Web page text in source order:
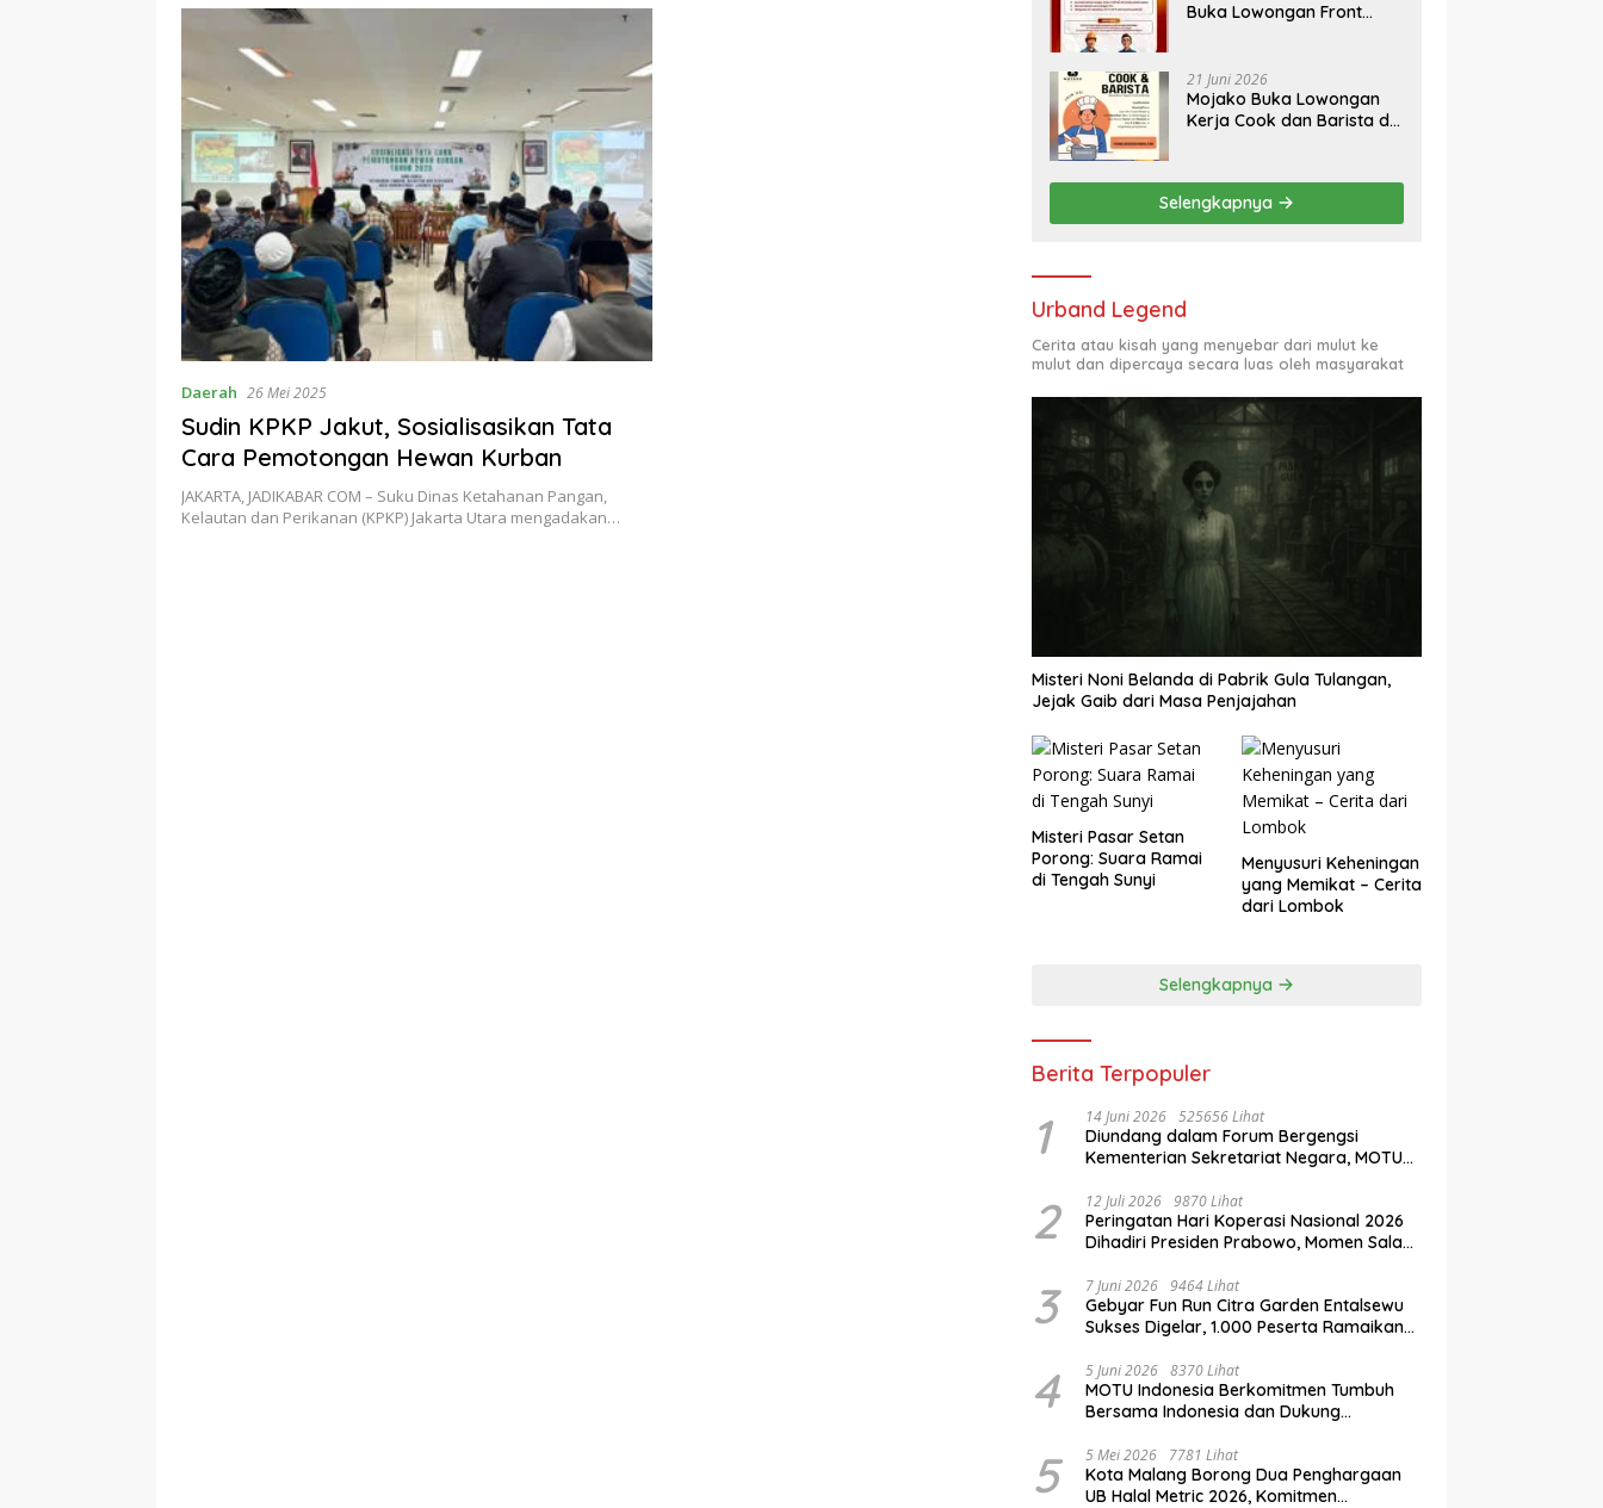
Mendatang
Daerah 26 Mei 2025
Sudin KPKP Jakut, Sosialisasikan Tata
Cara Pemotongan Hewan Kurban
JAKARTA, JADIKABAR COM – Suku Dinas Ketahanan Pangan,
Kelautan dan Perikanan (KPKP) Jakarta Utara mengadakan…
Buka Lowongan Front
Syaratnya
21 Juni 2026
Mojako Buka Lowongan
Kerja Cook dan Barista di
Selengkapnya
Urband Legend
Cerita atau kisah yang menyebar dari mulut ke
mulut dan dipercaya secara luas oleh masyarakat
Misteri Noni Belanda di Pabrik Gula Tulangan,
Jejak Gaib dari Masa Penjajahan
Misteri Pasar Setan
Porong: Suara Ramai
di Tengah Sunyi
Menyusuri Keheningan
yang Memikat – Cerita
dari Lombok
Selengkapnya
Berita Terpopuler
1 14 Juni 2026 525656 Lihat
Diundang dalam Forum Bergengsi
Kementerian Sekretariat Negara, MOTU
Indonesia
2 12 Juli 2026 9870 Lihat
Peringatan Hari Koperasi Nasional 2026
Dihadiri Presiden Prabowo, Momen Salam
3 7 Juni 2026 9464 Lihat
Gebyar Fun Run Citra Garden Entalsewu
Sukses Digelar, 1.000 Peserta Ramaikan
4 5 Juni 2026 8370 Lihat
MOTU Indonesia Berkomitmen Tumbuh
Bersama Indonesia dan Dukung
5 5 Mei 2026 7781 Lihat
Kota Malang Borong Dua Penghargaan
UB Halal Metric 2026, Komitmen